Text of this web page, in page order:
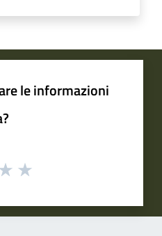
le informazioni